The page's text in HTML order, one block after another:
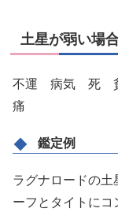
土星が弱い場
不運 病気 死
痛
鑑定例
ラグナロードの
ーフとタイトに